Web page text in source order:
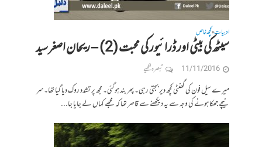
ادبیات•کچھ خاص
سیٹھ کی بیٹی اور ڈرائیور کی محبت (2) – ریحان اصغر سید
11/11/2016 تبصرہ لکھیے
میرے سیل فون کی گھنٹی کچھ دیر بجتی رہی۔ پھر بند ہو گئی۔ مجھ پر تشدد روک دیا گیا تھا۔ سر
نیچے جھکا ہونے کی وجہ سے یہ دیکھنے سے قاصر تھا کہ مجھے کہاں لے جایا جا...